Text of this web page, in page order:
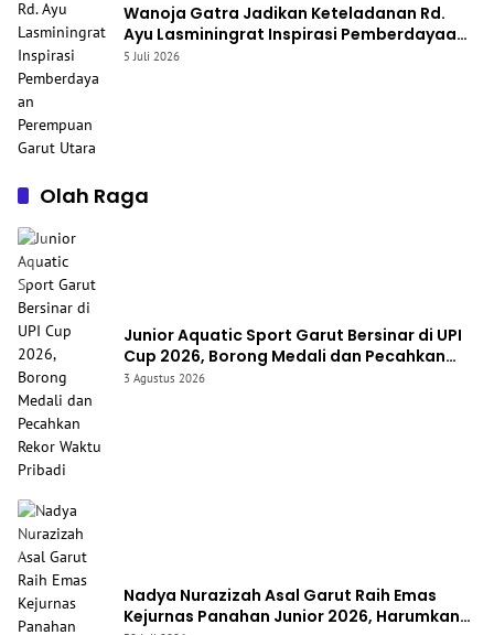
Wanoja Gatra Jadikan Keteladanan Rd.
Ayu Lasminingrat Inspirasi Pemberdayaan
Perempuan Garut Utara
5 Juli 2026
Olah Raga
Junior Aquatic Sport Garut Bersinar di UPI
Cup 2026, Borong Medali dan Pecahkan
Rekor Waktu Pribadi
3 Agustus 2026
Nadya Nurazizah Asal Garut Raih Emas
Kejurnas Panahan Junior 2026, Harumkan